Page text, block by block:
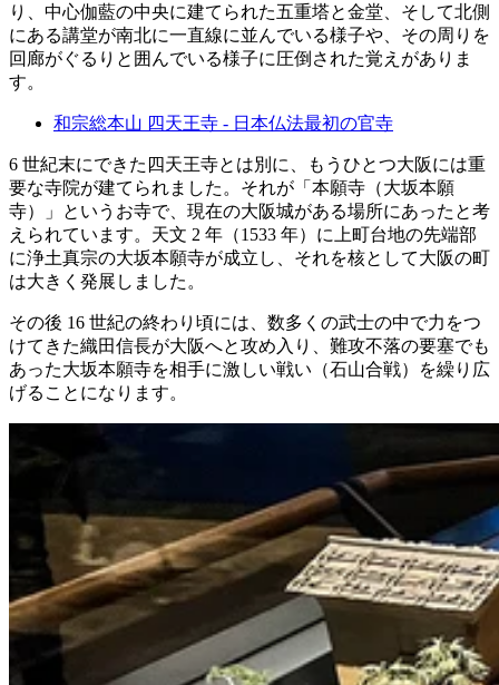
り、中心伽藍の中央に建てられた五重塔と金堂、そして北側
にある講堂が南北に一直線に並んでいる様子や、その周りを
回廊がぐるりと囲んでいる様子に圧倒された覚えがありま
す。
和宗総本山 四天王寺 - 日本仏法最初の官寺
6 世紀末にできた四天王寺とは別に、もうひとつ大阪には重
要な寺院が建てられました。それが「本願寺（大坂本願
寺）」というお寺で、現在の大阪城がある場所にあったと考
えられています。天文 2 年（1533 年）に上町台地の先端部
に浄土真宗の大坂本願寺が成立し、それを核として大阪の町
は大きく発展しました。
その後 16 世紀の終わり頃には、数多くの武士の中で力をつ
けてきた織田信長が大阪へと攻め入り、難攻不落の要塞でも
あった大坂本願寺を相手に激しい戦い（石山合戦）を繰り広
げることになります。